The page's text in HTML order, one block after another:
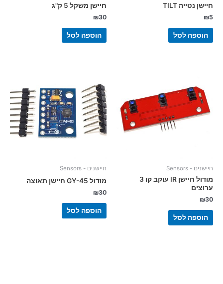
חיישן נטייה TILT
₪5
הוספה לסל
חיישן משקל 5 ק"ג
₪30
הוספה לסל
חיישנים - Sensors
מודול חיישן IR עוקב קו 3
ערוצים
₪30
הוספה לסל
חיישנים - Sensors
מודול GY-45 חיישן תאוצה
₪30
הוספה לסל